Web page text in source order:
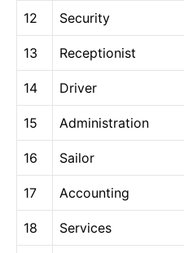
12 Security
13 Receptionist
14 Driver
15 Administration
16 Sailor
17 Accounting
18 Services